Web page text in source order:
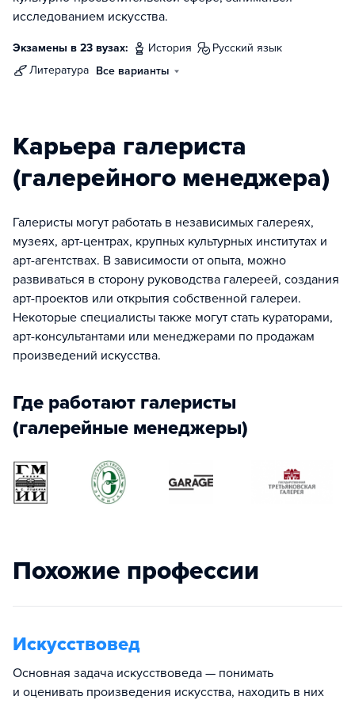
исследованием искусства.
Экзамены в 23 вузах: история
русский язык
литература Все варианты
Карьера галериста
(галерейного менеджера)
Галеристы могут работать в независимых галереях,
музеях, арт-центрах, крупных культурных институтах и
арт-агентствах. В зависимости от опыта, можно
развиваться в сторону руководства галереей, создания
арт-проектов или открытия собственной галереи.
Некоторые специалисты также могут стать кураторами,
арт-консультантами или менеджерами по продажам
произведений искусства.
Где работают галеристы
(галерейные менеджеры)
Похожие профессии
Искусствовед
Основная задача искусствоведа — понимать
и оценивать произведения искусства, находить в них